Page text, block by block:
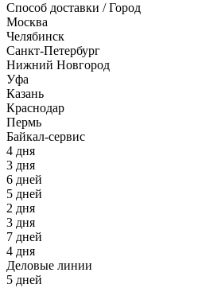
Способ доставки / Город
Москва
Челябинск
Санкт-Петербург
Нижний Новгород
Уфа
Казань
Краснодар
Пермь
Байкал-сервис
4 дня
3 дня
6 дней
5 дней
2 дня
3 дня
7 дней
4 дня
Деловые линии
5 дней